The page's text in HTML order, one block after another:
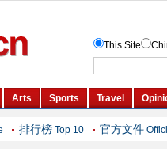
排行榜 Top 10 官方文件